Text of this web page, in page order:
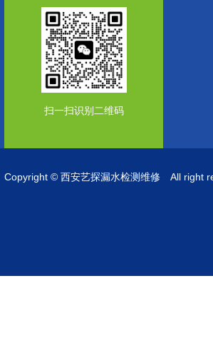
扫一扫识别二维码
Copyright © 西安艺探漏水检测维修 All right